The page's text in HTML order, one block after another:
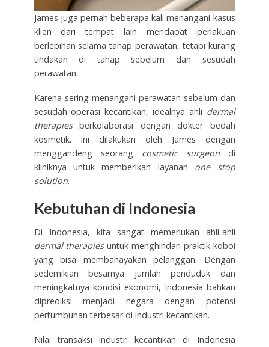
James juga pernah beberapa kali menangani kasus
klien dari tempat lain mendapat perlakuan
berlebihan selama tahap perawatan, tetapi kurang
tindakan di tahap sebelum dan sesudah
perawatan.
Karena sering menangani perawatan sebelum dan
sesudah operasi kecantikan, idealnya ahli dermal
therapiesberkolaborasi dengan dokter bedah
kosmetik. Ini dilakukan oleh James dengan
menggandeng seorang cosmetic surgeondi
kliniknya untuk memberikan layanan one stop
solution.
Kebutuhan di Indonesia
Di Indonesia, kita sangat memerlukan ahli-ahli
dermal therapiesuntuk menghindari praktik koboi
yang bisa membahayakan pelanggan. Dengan
sedemikian besarnya jumlah penduduk dan
meningkatnya kondisi ekonomi, Indonesia bahkan
diprediksi menjadi negara dengan potensi
pertumbuhan terbesar di industri kecantikan.
Nilai transaksi industri kecantikan di Indonesia